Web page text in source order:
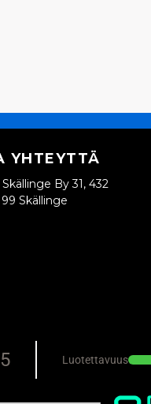
YHTEYTTÄ
By 31, 432
99 Skällinge